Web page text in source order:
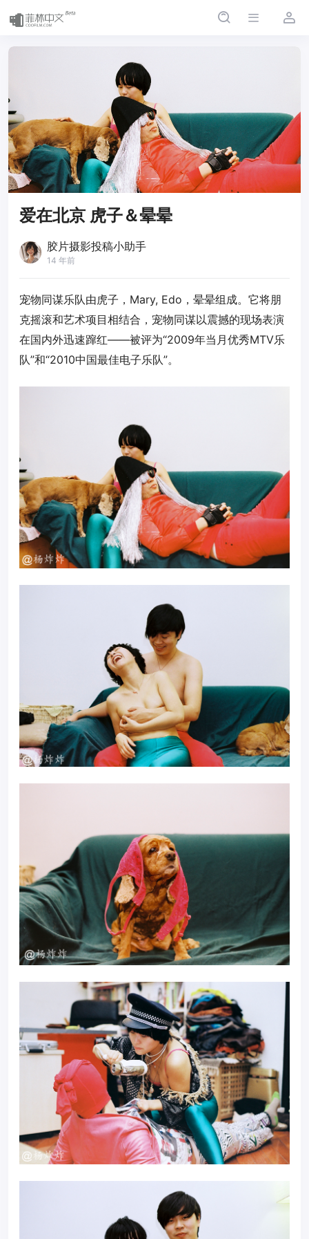
爱在北京 虎子＆晕晕
胶片摄影投稿小助手
14 年前
宠物同谋乐队由虎子，Mary, Edo，晕晕组成。它将朋
克摇滚和艺术项目相结合，宠物同谋以震撼的现场表演
在国内外迅速蹿红——被评为“2009年当月优秀MTV乐
队”和“2010中国最佳电子乐队”。